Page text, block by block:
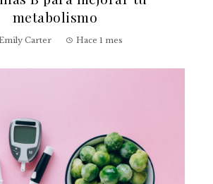
metabolismo
Carter Hace 1 mes